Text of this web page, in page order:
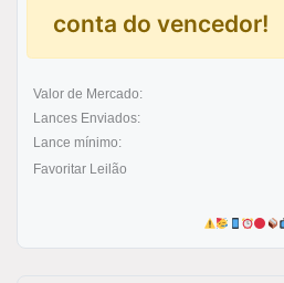
conta do vencedor!
Valor de Mercado:
Lances Enviados:
Lance mínimo:
Favoritar Leilão